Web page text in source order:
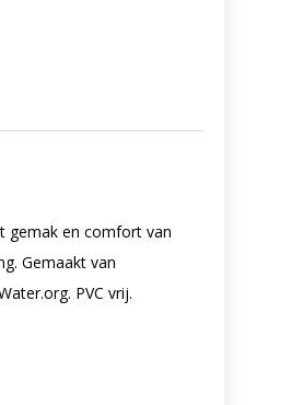
gemak en comfort van
Gemaakt van
PVC vrij.